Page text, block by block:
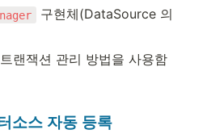
구현체(DataSource 의
랜잭션 관리 방법을 사용함
소스 자동 등록